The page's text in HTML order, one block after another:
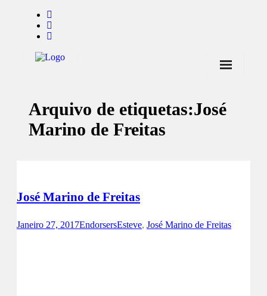
Notícias
Marcas
Promoções
Contactos
Arquivo de etiquetas:José
Marino de Freitas
José Marino de Freitas
Janeiro 27, 2017EndorsersEsteve, José Marino de Freitas